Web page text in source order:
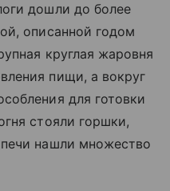
дошли до более
описанной годом
круглая жаровня
пищи, а вокруг
для готовки
стояли горшки,
нашли множество